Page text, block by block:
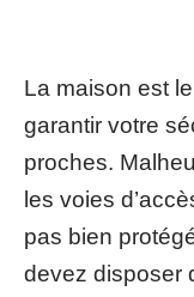
La maison est
garantir votre
proches.
les voies
pas bien
devez disposer